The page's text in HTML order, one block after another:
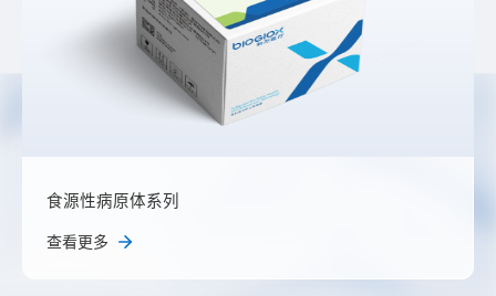
食源性病原体系列
查看更多